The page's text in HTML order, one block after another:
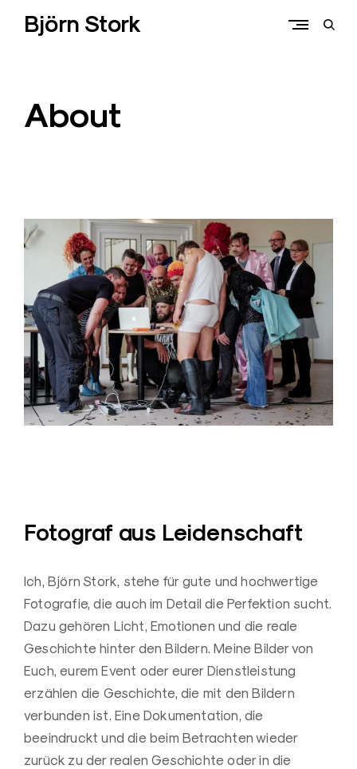
contentBjörn Stork
open
About
Fotograf aus Leidenschaft
Ich, Björn Stork, stehe für gute und hochwertige
Fotografie, die auch im Detail die Perfektion sucht.
Dazu gehören Licht, Emotionen und die reale
Geschichte hinter den Bildern. Meine Bilder von
Euch, eurem Event oder eurer Dienstleistung
erzählen die Geschichte, die mit den Bildern
verbunden ist. Eine Dokumentation, die
beeindruckt und die beim Betrachten wieder
zurück zu der realen Geschichte oder in die